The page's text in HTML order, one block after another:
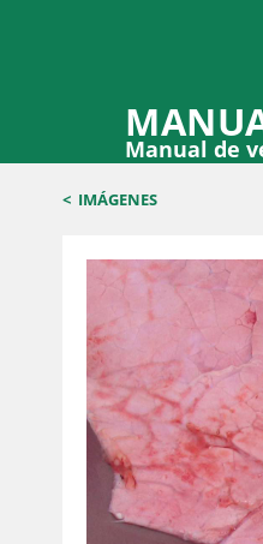
Manual de
< IMÁGENES